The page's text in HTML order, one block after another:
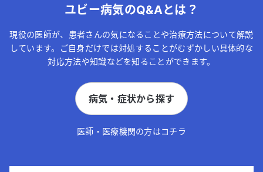
ユビー病気のQ&Aとは？
現役の医師が、患者さんの気になることや治療方法について解説
しています。ご自身だけでは対処することがむずかしい具体的な
対応方法や知識などを知ることができます。
病気・症状から探す
医師・医療機関の方はコチラ